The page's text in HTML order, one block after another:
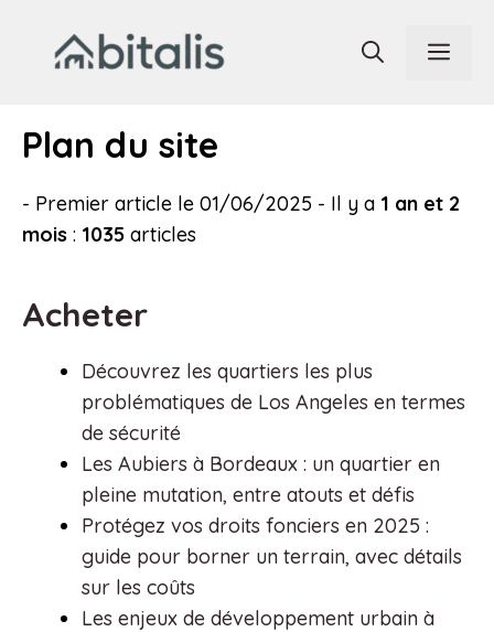
contenu
Plan du site
- Premier article le 01/06/2025 - Il y a 1 an et 2
mois : 1035 articles
Acheter
Découvrez les quartiers les plus
problématiques de Los Angeles en termes
de sécurité
Les Aubiers à Bordeaux : un quartier en
pleine mutation, entre atouts et défis
Protégez vos droits fonciers en 2025 :
guide pour borner un terrain, avec détails
sur les coûts
Les enjeux de développement urbain à